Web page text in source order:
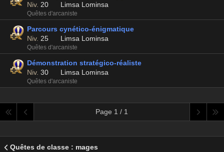
Niv. 20 Limsa Lominsa
Quêtes d'arcaniste
Parcours cynético-énigmatique
Niv. 25 Limsa Lominsa
Quêtes d'arcaniste
Démonstration stratégico-réaliste
Niv. 30 Limsa Lominsa
Quêtes d'arcaniste
Page 1 / 1
Quêtes de classe : mages